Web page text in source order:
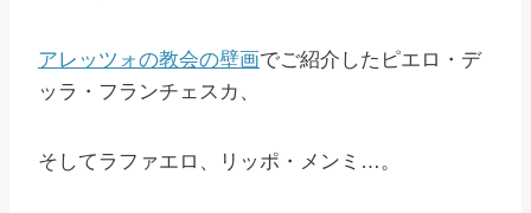
アレッツォの教会の壁画でご紹介したピエロ・デ
ッラ・フランチェスカ、
そしてラファエロ、リッポ・メンミ…。